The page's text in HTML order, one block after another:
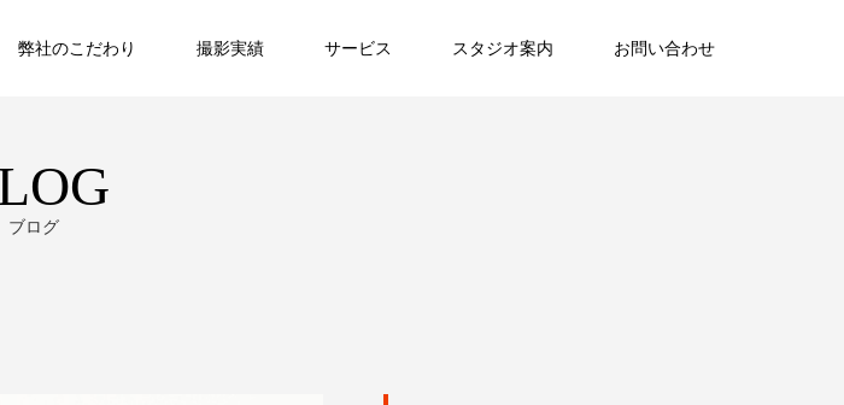
弊社のこだわり 撮影実績 サービス スタジオ案内 お問い合わせ
ブログ